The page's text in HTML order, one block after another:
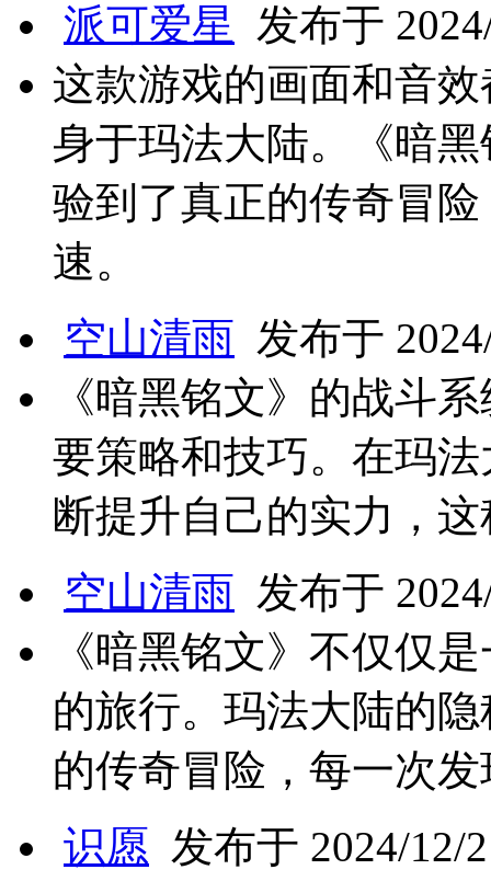
派可爱星 发布于
这款游戏的画面和音
身于玛法大陆。《暗
验到了真正的传奇冒
速。
空山清雨 发布于
《暗黑铭文》的战斗
要策略和技巧。在玛
断提升自己的实力，
空山清雨 发布于
《暗黑铭文》不仅仅
的旅行。玛法大陆的
的传奇冒险，每一次
识愿 发布于 2024/12/